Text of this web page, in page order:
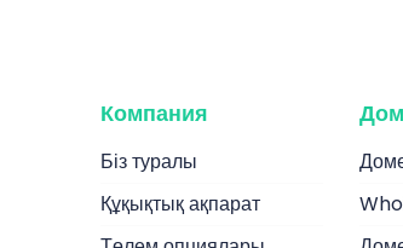
Компания
Біз туралы
Құқықтық ақпарат